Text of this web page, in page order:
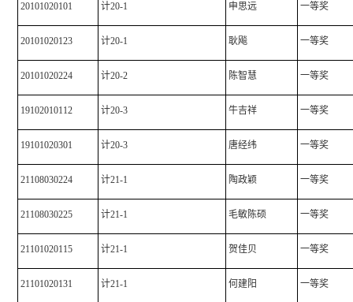
20101020101 计20-1 申思远 一等奖
20101020123 计20-1 耿飚 一等奖
20101020224 计20-2 陈智慧 一等奖
19102010112 计20-3 牛吉祥 一等奖
19101020301 计20-3 唐经纬 一等奖
21108030224 计21-1 陶政颖 一等奖
21108030225 计21-1 毛敏陈硕 一等奖
21101020115 计21-1 贺佳贝 一等奖
21101020131 计21-1 何建阳 一等奖